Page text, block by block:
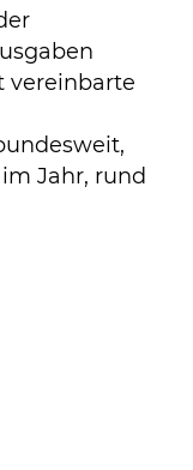
vereinbarte
Jahr, rund